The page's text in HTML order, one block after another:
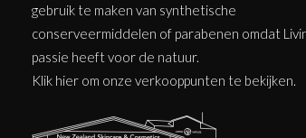
gebruik te maken van synthetische
conserveermiddelen of parabenen omdat
passie heeft voor de natuur.
Klik hier om onze verkooppunten te bekijken.